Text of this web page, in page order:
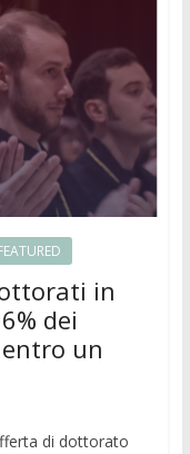
in
dei
un
di dottorato